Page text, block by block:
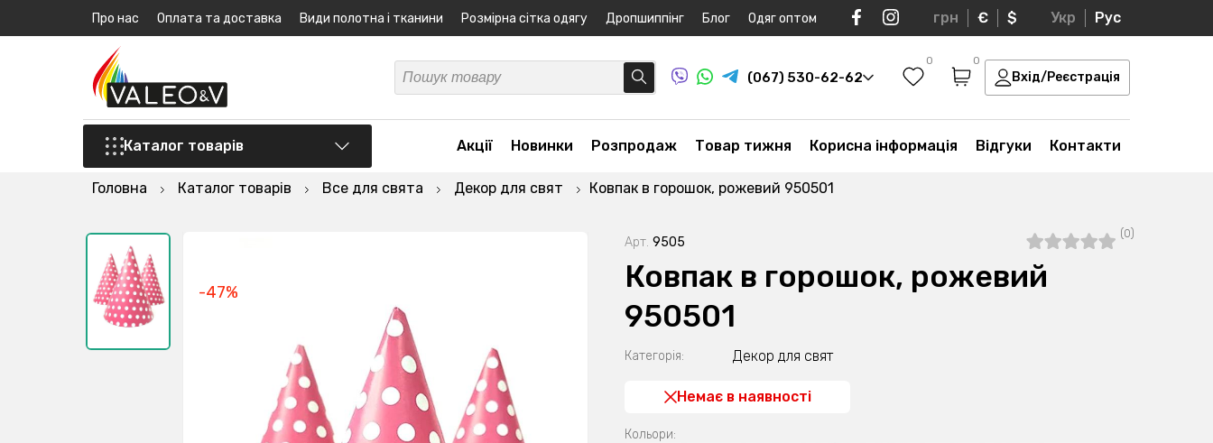
Про нас Оплата та доставка Види полотна і тканини Розмірна сітка одягу Дропшиппінг Блог Одяг оптом грн € $ Укр Рус
(067) 530-62-62
0 0
Вхід/Реєстрація
Каталог товарів Акції Новинки Розпродаж Товар тижня Корисна інформація Відгуки Контакти
Головна Каталог товарів Все для свята Декор для свят Ковпак в горошок, рожевий 950501
-47%
Арт. 9505
(0)
Ковпак в горошок, рожевий
950501
Категорія: Декор для свят
Немає в наявності
Кольори: